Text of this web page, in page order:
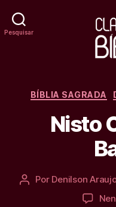
Pesquisar
BÍBLIA SAGRADA
Nisto
Autor
Por Denilson